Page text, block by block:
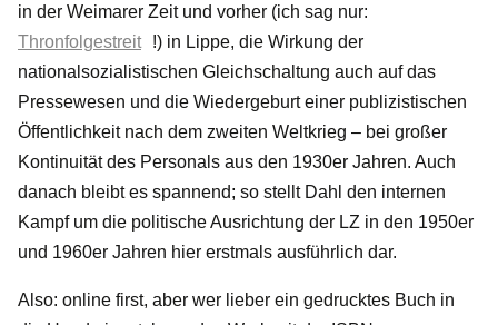
in der Weimarer Zeit und vorher (ich sag nur:
Thronfolgestreit
!) in Lippe, die Wirkung der
nationalsozialistischen Gleichschaltung auch auf das
Pressewesen und die Wiedergeburt einer publizistischen
Öffentlichkeit nach dem zweiten Weltkrieg – bei großer
Kontinuität des Personals aus den 1930er Jahren. Auch
danach bleibt es spannend; so stellt Dahl den internen
Kampf um die politische Ausrichtung der LZ in den 1950er
und 1960er Jahren hier erstmals ausführlich dar.
Also: online first, aber wer lieber ein gedrucktes Buch in